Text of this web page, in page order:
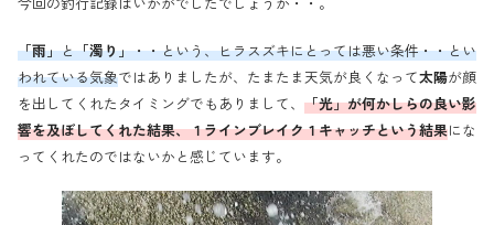
「雨」と「濁り」・・という、ヒラスズキにとっては悪い条件・・とい
われている気象ではありましたが、たまたま天気が良くなって太陽が顔
を出してくれたタイミングでもありまして、 「光」が何かしらの良い影
響を及ぼしてくれた結果、１ラインブレイク１キャッチという結果にな
ってくれたのではないかと感じています。